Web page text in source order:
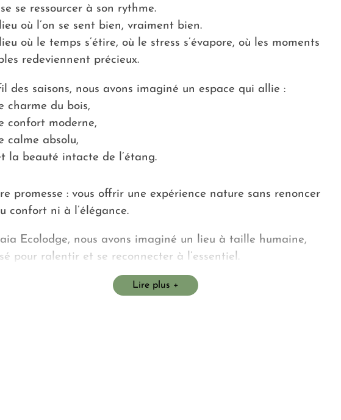
se ressourcer à son rythme.
où l’on se sent bien, vraiment bien.
où le temps s’étire, où le stress s’évapore, où les moments
redeviennent précieux.
des saisons, nous avons imaginé un espace qui allie :
charme du bois,
confort moderne,
calme absolu,
la beauté intacte de l’étang.
Lire plus
promesse : vous offrir une expérience nature sans renoncer
confort ni à l’élégance.
Ecolodge, nous avons imaginé un lieu à taille humaine,
pour ralentir et se reconnecter à l’essentiel.
accueil humain, sincère et attentionné